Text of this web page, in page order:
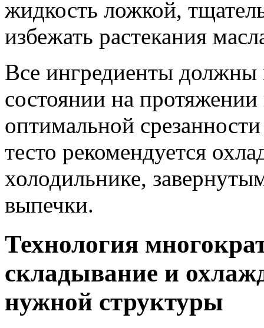
жидкость ложкой,
избежать растекания
Все ингредиенты должны
состоянии на
оптимальной
тесто рекомендуется
холодильнике,
выпечки.
Технология
складывание и
нужной структуры